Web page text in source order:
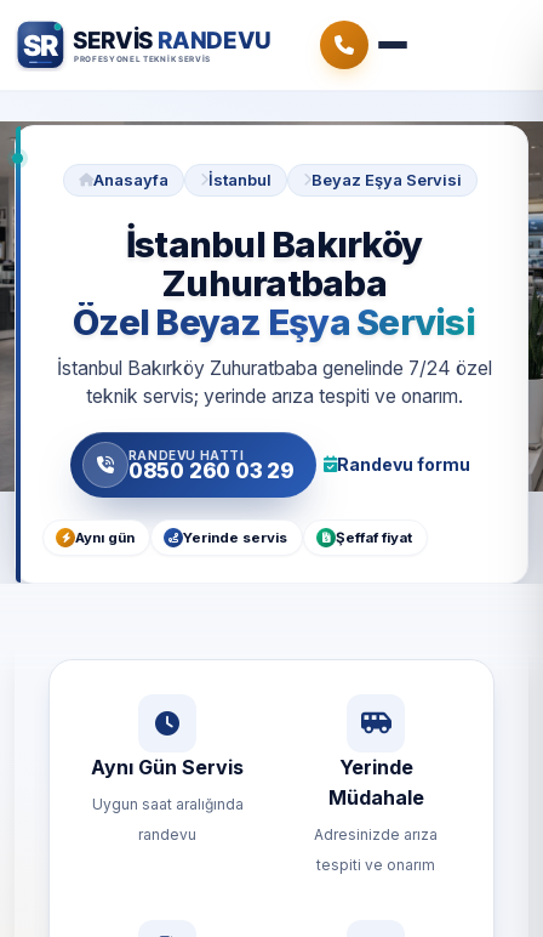
Anasayfa İstanbul Beyaz Eşya Servisi
İstanbul Bakırköy
Zuhuratbaba
Özel Beyaz Eşya Servisi
İstanbul Bakırköy Zuhuratbaba genelinde 7/24 özel
teknik servis; yerinde arıza tespiti ve onarım.
RANDEVU HATTI
0850 260 03 29 Randevu formu
Aynı gün Yerinde servis Şeffaf fiyat
Aynı Gün Servis
Uygun saat aralığında
randevu
Yerinde
Müdahale
Adresinizde arıza
tespiti ve onarım